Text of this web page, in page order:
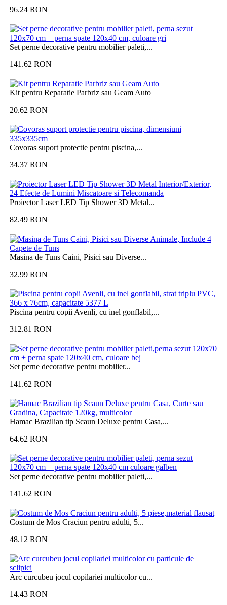
96.24 RON
Set perne decorative pentru mobilier paleti,...
141.62 RON
Kit pentru Reparatie Parbriz sau Geam Auto
20.62 RON
Covoras suport protectie pentru piscina,...
34.37 RON
Proiector Laser LED Tip Shower 3D Metal...
82.49 RON
Masina de Tuns Caini, Pisici sau Diverse...
32.99 RON
Piscina pentru copii Avenli, cu inel gonflabil,...
312.81 RON
Set perne decorative pentru mobilier...
141.62 RON
Hamac Brazilian tip Scaun Deluxe pentru Casa,...
64.62 RON
Set perne decorative pentru mobilier paleti,...
141.62 RON
Costum de Mos Craciun pentru adulti, 5...
48.12 RON
Arc curcubeu jocul copilariei multicolor cu...
14.43 RON